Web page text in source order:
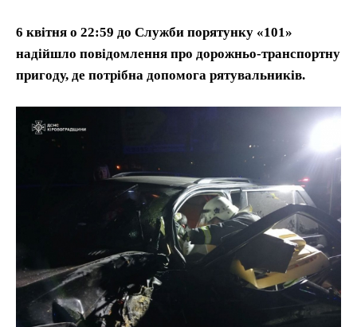
6 квітня о 22:59 до Служби порятунку «101»
надійшло повідомлення про дорожньо-транспортну
пригоду, де потрібна допомога рятувальників.